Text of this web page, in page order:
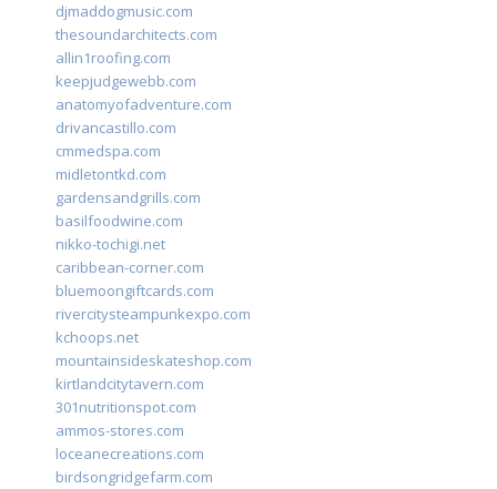
djmaddogmusic.com
thesoundarchitects.com
allin1roofing.com
keepjudgewebb.com
anatomyofadventure.com
drivancastillo.com
cmmedspa.com
midletontkd.com
gardensandgrills.com
basilfoodwine.com
nikko-tochigi.net
caribbean-corner.com
bluemoongiftcards.com
rivercitysteampunkexpo.com
kchoops.net
mountainsideskateshop.com
kirtlandcitytavern.com
301nutritionspot.com
ammos-stores.com
loceanecreations.com
birdsongridgefarm.com